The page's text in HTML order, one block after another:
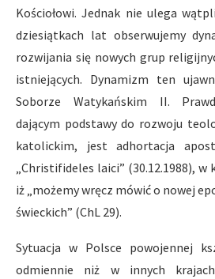
Kościołowi. Jednak nie ulega
dziesiątkach lat obserwujemy
rozwijania się nowych grup
istniejących. Dynamizm ten
Soborze Watykańskim II.
dającym podstawy do rozwoju
katolickim, jest adhortacja
„Christifideles laici” (30.12.1988),
iż „możemy wręcz mówić o nowej
świeckich” (ChL 29).
Sytuacja w Polsce powojennej
odmiennie niż w innych